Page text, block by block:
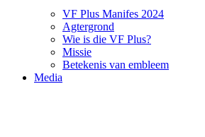
VF Plus Manifes 2024
Agtergrond
Wie is die VF Plus?
Missie
Betekenis van embleem
Media